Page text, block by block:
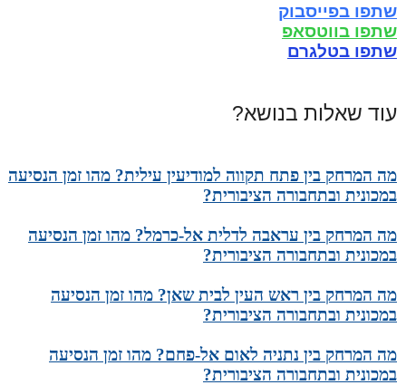
שתפו בפייסבוק
שתפו בווטסאפ
שתפו בטלגרם
עוד שאלות בנושא?
מה המרחק בין פתח תקווה למודיעין עילית? מהו זמן הנסיעה
במכונית ובתחבורה הציבורית?
מה המרחק בין עראבה לדלית אל-כרמל? מהו זמן הנסיעה
במכונית ובתחבורה הציבורית?
מה המרחק בין ראש העין לבית שאן? מהו זמן הנסיעה
במכונית ובתחבורה הציבורית?
מה המרחק בין נתניה לאום אל-פחם? מהו זמן הנסיעה
במכונית ובתחבורה הציבורית?